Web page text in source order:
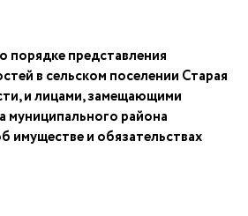
представления
в сельском поселении Старая
и лицами, замещающими
муниципального района
имуществе и обязательствах